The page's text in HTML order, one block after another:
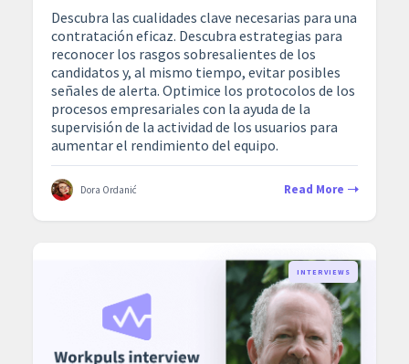
Descubra las cualidades clave necesarias para una
contratación eficaz. Descubra estrategias para
reconocer los rasgos sobresalientes de los
candidatos y, al mismo tiempo, evitar posibles
señales de alerta. Optimice los protocolos de los
procesos empresariales con la ayuda de la
supervisión de la actividad de los usuarios para
aumentar el rendimiento del equipo.
Dora Ordanić Read More
INTERVIEWS